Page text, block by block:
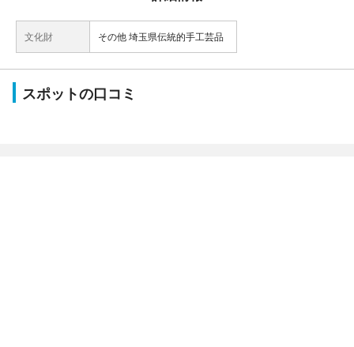
文化財 その他 埼玉県伝統的手工芸品
スポットの口コミ